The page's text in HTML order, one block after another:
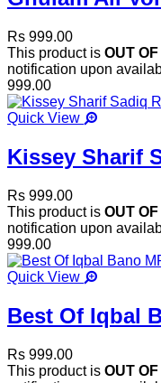
Rs 999.00
This product is OUT
notification upon
999.00
Quick View
Kissey Sharif
Rs 999.00
This product is OUT
notification upon
999.00
Quick View
Best Of Iqbal
Rs 999.00
This product is OUT